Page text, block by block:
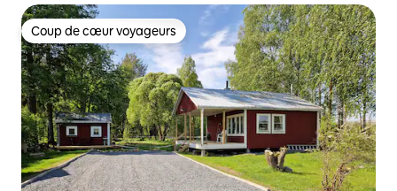
Coup de cœur voyageurs
Coup de cœur voyageurs